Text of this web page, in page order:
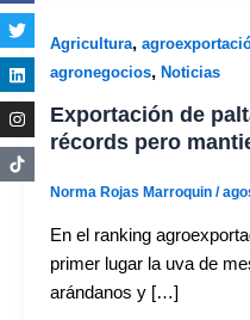
Agricultura,
agronegocios, Noticias
Exportación de
récords pero
Norma Rojas Marroquin /
En el ranking
primer lugar la uva de
arándanos y […]